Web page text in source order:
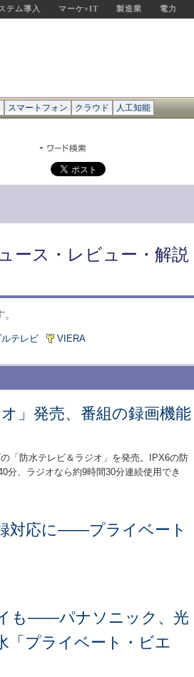
テム導入 マーケ×IT 製造業 電力
スマートフォン クラウド 人工知能
ース・レビュー・解説
テレビ VIERA
」発売、番組の録画機能
「防水テレビ＆ラジオ」を発売。IPX6の防
分、ラジオなら約9時間30分連続使用でき
対応に――プライベート
も――パナソニック、光
「プライベート・ビエ